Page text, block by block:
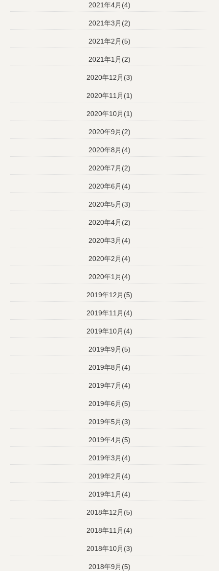
2021年4月(4)
2021年3月(2)
2021年2月(5)
2021年1月(2)
2020年12月(3)
2020年11月(1)
2020年10月(1)
2020年9月(2)
2020年8月(4)
2020年7月(2)
2020年6月(4)
2020年5月(3)
2020年4月(2)
2020年3月(4)
2020年2月(4)
2020年1月(4)
2019年12月(5)
2019年11月(4)
2019年10月(4)
2019年9月(5)
2019年8月(4)
2019年7月(4)
2019年6月(5)
2019年5月(3)
2019年4月(5)
2019年3月(4)
2019年2月(4)
2019年1月(4)
2018年12月(5)
2018年11月(4)
2018年10月(3)
2018年9月(5)